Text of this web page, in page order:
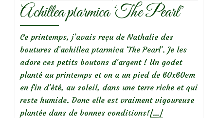
Achillea ptarmica ‘The Pearl’
Ce printemps, j’avais reçu de Nathalie des
boutures d’achillea ptarmica ‘The Pearl’. Je les
adore ces petits boutons d’argent ! Un godet
planté au printemps et on a un pied de 60x60cm
en fin d’été, au soleil, dans une terre riche et qui
reste humide. Donc elle est vraiment vigoureuse
plantée dans de bonnes conditions!En
[…]